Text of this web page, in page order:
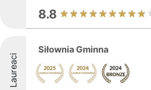
8.8
Laureaci
Siłownia Gminna